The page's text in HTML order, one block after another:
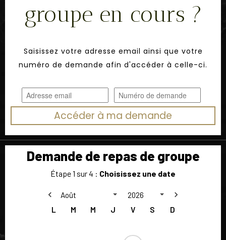
groupe en cours ?
Saisissez votre adresse email ainsi que votre
numéro de demande afin d'accéder à celle-ci.
Accéder à ma demande